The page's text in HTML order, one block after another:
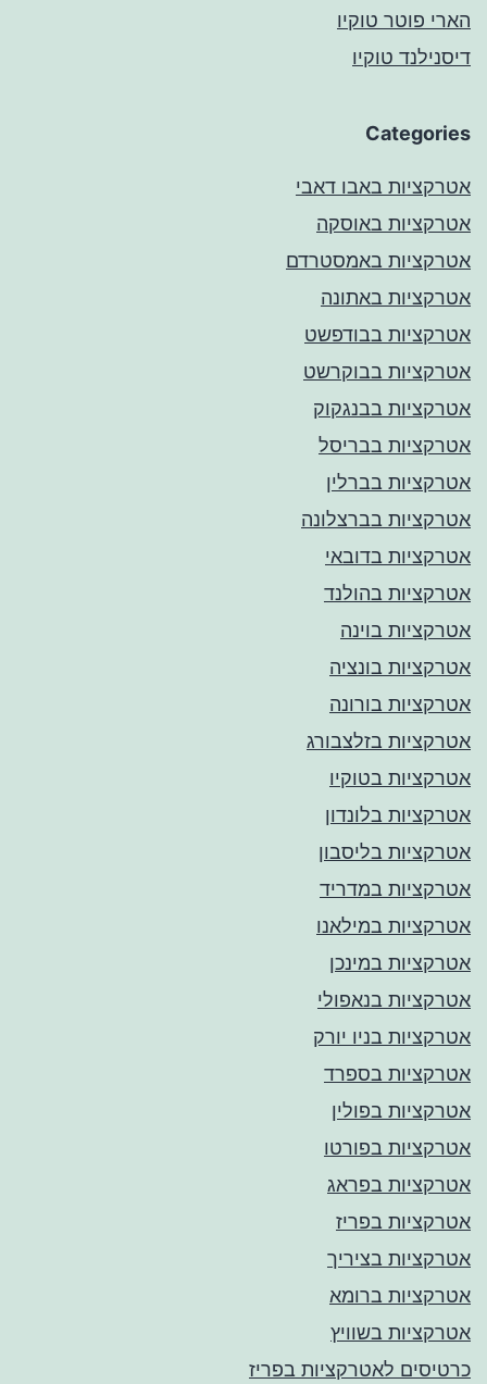
הארי פוטר טוקיו
דיסנילנד טוקיו
Categories
אטרקציות באבו דאבי
אטרקציות באוסקה
אטרקציות באמסטרדם
אטרקציות באתונה
אטרקציות בבודפשט
אטרקציות בבוקרשט
אטרקציות בבנגקוק
אטרקציות בבריסל
אטרקציות בברלין
אטרקציות בברצלונה
אטרקציות בדובאי
אטרקציות בהולנד
אטרקציות בוינה
אטרקציות בונציה
אטרקציות בורונה
אטרקציות בזלצבורג
אטרקציות בטוקיו
אטרקציות בלונדון
אטרקציות בליסבון
אטרקציות במדריד
אטרקציות במילאנו
אטרקציות במינכן
אטרקציות בנאפולי
אטרקציות בניו יורק
אטרקציות בספרד
אטרקציות בפולין
אטרקציות בפורטו
אטרקציות בפראג
אטרקציות בפריז
אטרקציות בציריך
אטרקציות ברומא
אטרקציות בשוויץ
כרטיסים לאטרקציות בפריז